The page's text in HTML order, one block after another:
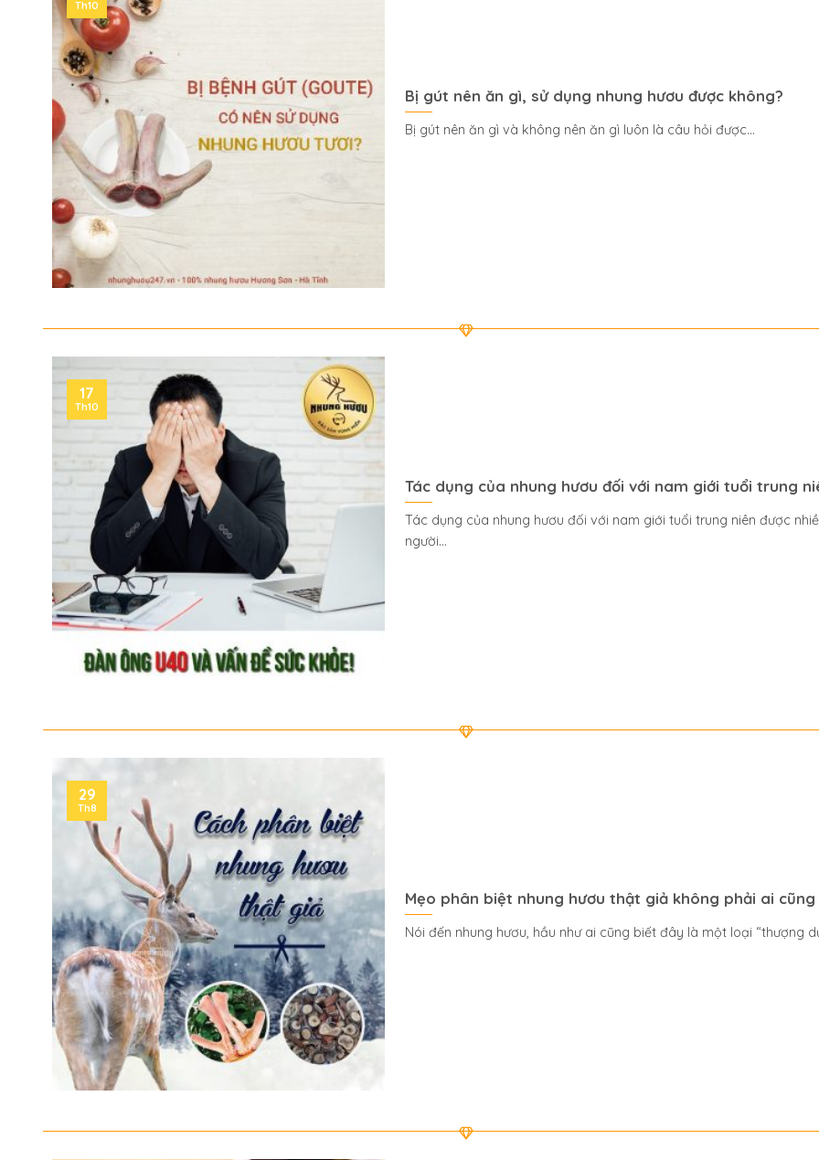
Bị gút nên ăn gì, sử dụng nhung hươu được không?
Bị gút nên ăn gì và không nên ăn gì luôn là câu hỏi được...
Th10
Tác dụng của nhung hươu đối với nam giới tuổi trung
Tác dụng của nhung hươu đối với nam giới tuổi trung niên được
người...
17
Th10
Mẹo phân biệt nhung hươu thật giả không phải ai
Nói đến nhung hươu, hầu như ai cũng biết đây là một loại “thượng
29
Th8